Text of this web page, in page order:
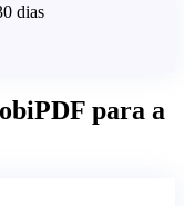
dias
para a